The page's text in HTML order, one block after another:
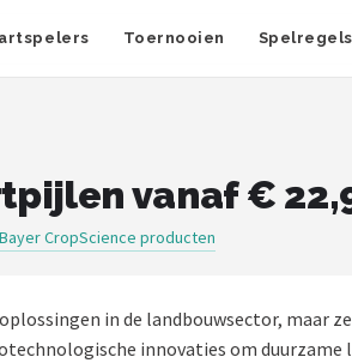
Toernooien Spelregels
vanaf €
Bayer CropScience producten
in de landbouwsector, maar
innovaties om